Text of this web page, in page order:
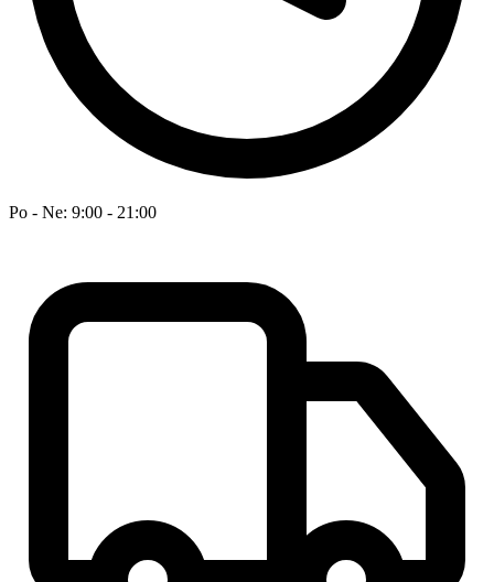
Po - Ne: 9:00 - 21:00